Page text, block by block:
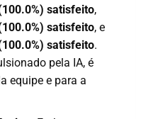
satisfeito,
satisfeito, e
satisfeito.
pela IA, é
equipe e para a